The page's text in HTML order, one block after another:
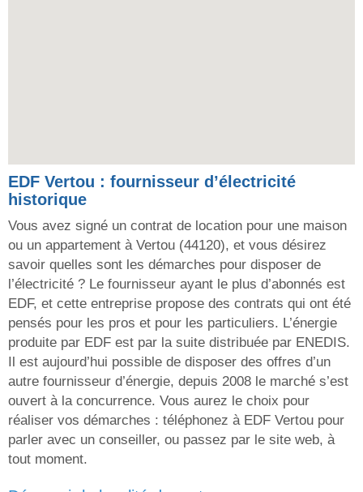
EDF Vertou : fournisseur d’électricité
historique
Vous avez signé un contrat de location pour une maison
ou un appartement à Vertou (44120), et vous désirez
savoir quelles sont les démarches pour disposer de
l’électricité ? Le fournisseur ayant le plus d’abonnés est
EDF, et cette entreprise propose des contrats qui ont été
pensés pour les pros et pour les particuliers. L’énergie
produite par EDF est par la suite distribuée par ENEDIS.
Il est aujourd’hui possible de disposer des offres d’un
autre fournisseur d’énergie, depuis 2008 le marché s’est
ouvert à la concurrence. Vous aurez le choix pour
réaliser vos démarches : téléphonez à EDF Vertou pour
parler avec un conseiller, ou passez par le site web, à
tout moment.